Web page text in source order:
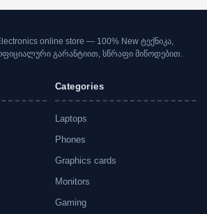
online store — 100% New ტექნიკა,
გარანტიით, სწრაფი მიწოდებით.
Categories
Laptops
Phones
Graphics cards
Monitors
Gaming